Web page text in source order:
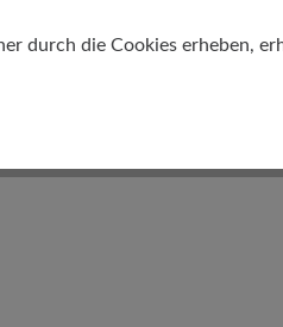
durch die Cookies erheben,